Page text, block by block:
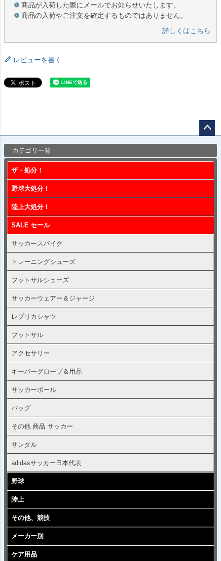
商品が入荷した際にメールでお知らせいたします。
商品の入荷やご注文を確定するものではありません。
詳しくはこちら
レビューを書く
カテゴリ一覧
ザ・処分！
野球大処分！
陸上大処分！
SALE セール
サッカースパイク
トレーニングシューズ
フットサルシューズ
サッカーウェアー＆ジャージ
レプリカシャツ
フットサル
アクセサリー
キーパーグローブ＆用品
サッカーボール
バッグ
その他 商品 サッカー
サンダル
adidasサッカー日本代表
野球
陸上
その他、競技
メーカー別
ケア用品
ップ